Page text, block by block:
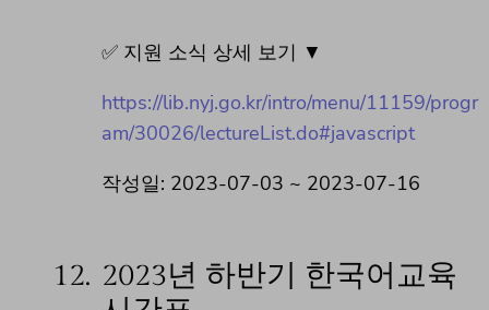
✅ 지원 소식 상세 보기 ▼
https://lib.nyj.go.kr/intro/menu/11159/progr
am/30026/lectureList.do#javascript
작성일: 2023-07-03 ~ 2023-07-16
12. 2023년 하반기 한국어교육